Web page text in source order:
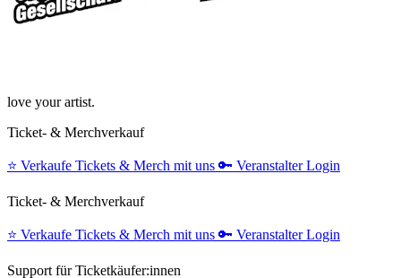
love your artist.
Ticket- & Merchverkauf
⭐️ Verkaufe Tickets & Merch mit uns 🔑 Veranstalter Login
Ticket- & Merchverkauf
⭐️ Verkaufe Tickets & Merch mit uns 🔑 Veranstalter Login
Support für Ticketkäufer:innen